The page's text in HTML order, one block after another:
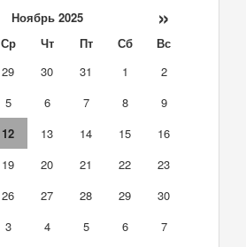
Ноябрь 2025 »
Ср Чт Пт Сб
Вс
29 30 31 1
2
5 6 7 8
9
12 13 14 15
16
19 20 21 22
23
26 27 28 29
30
3 4 5 6 7